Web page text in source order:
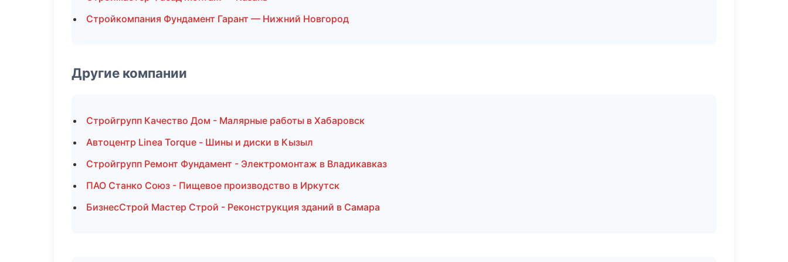
Стройкомпания Фундамент Гарант — Нижний Новгород
Другие компании
Стройгрупп Качество Дом - Малярные работы в Хабаровск
Автоцентр Linea Torque - Шины и диски в Кызыл
Стройгрупп Ремонт Фундамент - Электромонтаж в Владикавказ
ПАО Станко Союз - Пищевое производство в Иркутск
БизнесСтрой Мастер Строй - Реконструкция зданий в Самара